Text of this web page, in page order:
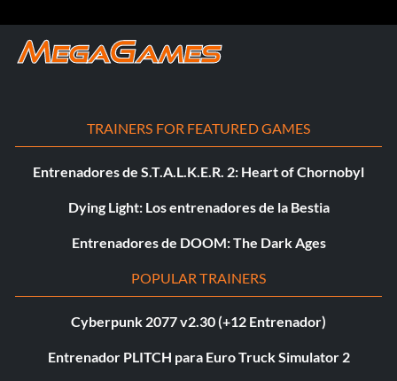
TRAINERS FOR FEATURED GAMES
Entrenadores de S.T.A.L.K.E.R. 2: Heart of Chornobyl
Dying Light: Los entrenadores de la Bestia
Entrenadores de DOOM: The Dark Ages
POPULAR TRAINERS
Cyberpunk 2077 v2.30 (+12 Entrenador)
Entrenador PLITCH para Euro Truck Simulator 2